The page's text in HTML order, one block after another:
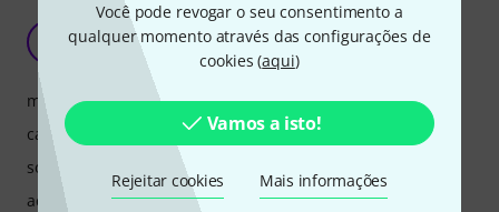
Você pode revogar o seu consentimento a
qualquer momento através das configurações de
cookies (aqui)
Vamos a isto!
Rejeitar cookies Mais informações
Great!!
Mateooooooooo 30.01.2026
manuseio
características
som
acabamento